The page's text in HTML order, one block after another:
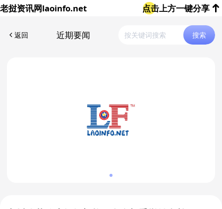
老挝资讯网laoinfo.net 点击上方一键分享
返回 近期要闻 搜索